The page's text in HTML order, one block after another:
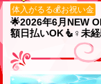
体入がるる💰お祝い金
🌟2026年6月NEW
額日払いOK🧜♀未